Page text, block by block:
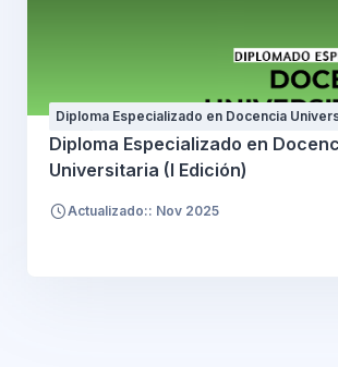
Diploma Especializado en Docencia
Edición)
Diploma Especializado en
Universitaria (I Edición)
Actualizado:: Nov 2025